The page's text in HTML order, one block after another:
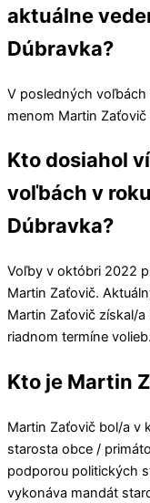
aktuálne
Dúbravka?
V posledných
menom Martin Zaťovič
Kto dosiahol
voľbách v
Dúbravka?
Voľby v októbri 2022
Martin Zaťovič.
Martin Zaťovič získal/a
riadnom termíne volieb.
Kto je Martin
Martin Zaťovič bol/a v
starosta obce /
podporou politických
vykonáva mandát